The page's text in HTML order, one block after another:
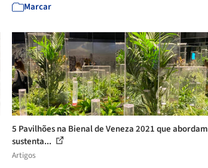
Marcar
5 Pavilhões na Bienal de Veneza 2021 que abordam
sustenta...
Artigos